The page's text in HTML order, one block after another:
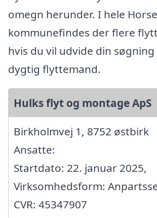
omegn herunder. I hele
kommunefindes der flere
hvis du vil udvide din
dygtig flyttemand.
Hulks flyt og montage ApS
Birkholmvej 1, 8752 østbirk
Ansatte:
Startdato: 22. januar 2025,
Virksomhedsform:
CVR: 45347907